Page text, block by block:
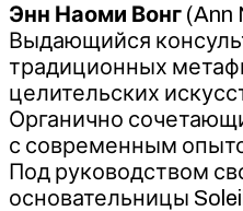
Энн Наоми Вонг (Ann
Выдающийся
традиционных
целительских
Органично
с современным
Под руководством
основательницы